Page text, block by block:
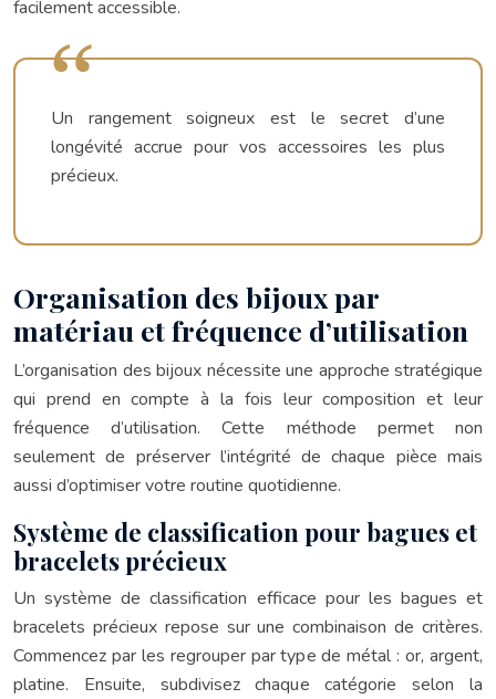
facilement accessible.
Un rangement soigneux est le secret d’une
longévité accrue pour vos accessoires les plus
précieux.
Organisation des bijoux par
matériau et fréquence d’utilisation
L’organisation des bijoux nécessite une approche stratégique
qui prend en compte à la fois leur composition et leur
fréquence d’utilisation. Cette méthode permet non
seulement de préserver l’intégrité de chaque pièce mais
aussi d’optimiser votre routine quotidienne.
Système de classification pour bagues et
bracelets précieux
Un système de classification efficace pour les bagues et
bracelets précieux repose sur une combinaison de critères.
Commencez par les regrouper par type de métal : or, argent,
platine. Ensuite, subdivisez chaque catégorie selon la